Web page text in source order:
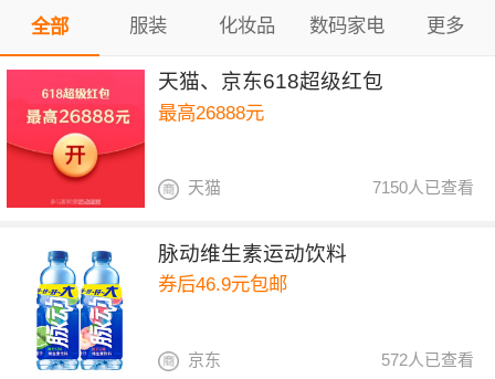
全部 服装 化妆品 数码家电 更多
天猫、京东618超级红包
最高26888元
7150人已查看
天猫
脉动维生素运动饮料
券后46.9元包邮
572人已查看
京东